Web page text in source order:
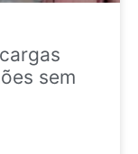
sem